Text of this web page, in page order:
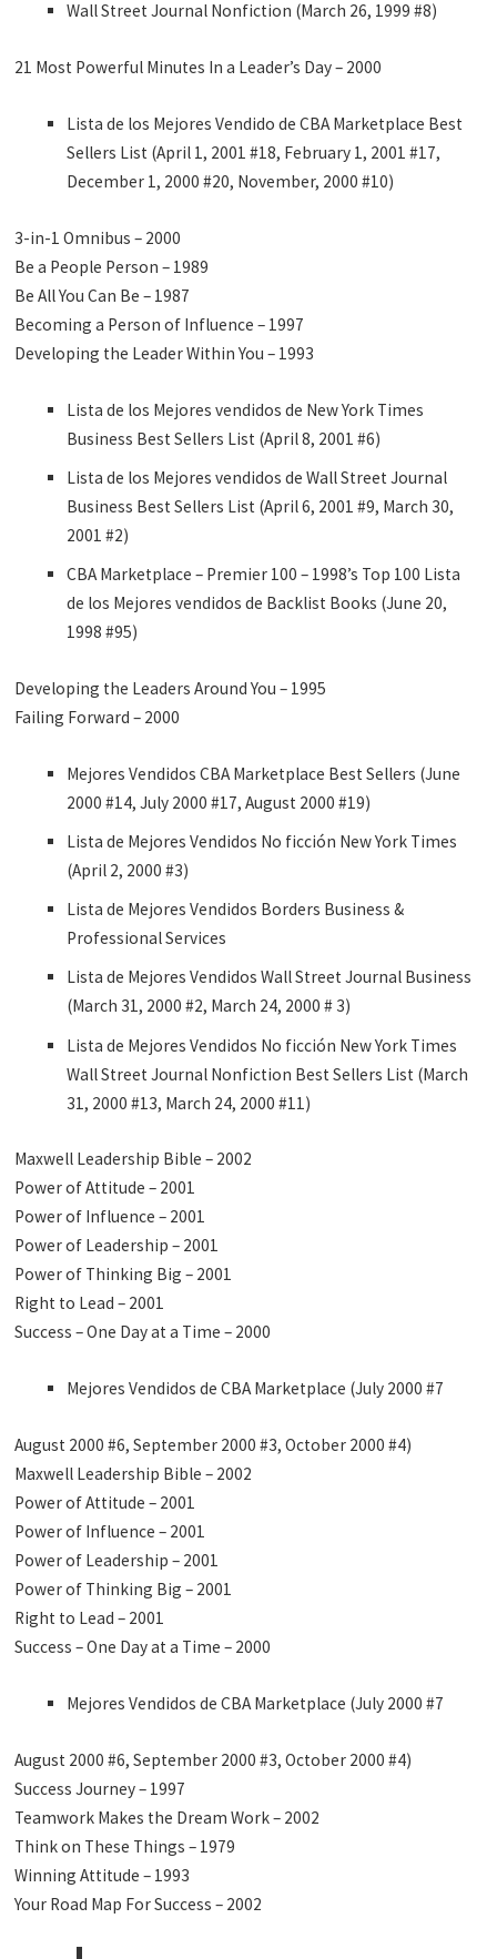
Wall Street Journal Nonfiction (March 26, 1999 #8)
21 Most Powerful Minutes In a Leader’s Day – 2000
Lista de los Mejores Vendido de CBA Marketplace Best
Sellers List (April 1, 2001 #18, February 1, 2001 #17,
December 1, 2000 #20, November, 2000 #10)
3-in-1 Omnibus – 2000
Be a People Person – 1989
Be All You Can Be – 1987
Becoming a Person of Influence – 1997
Developing the Leader Within You – 1993
Lista de los Mejores vendidos de New York Times
Business Best Sellers List (April 8, 2001 #6)
Lista de los Mejores vendidos de Wall Street Journal
Business Best Sellers List (April 6, 2001 #9, March 30,
2001 #2)
CBA Marketplace – Premier 100 – 1998’s Top 100 Lista
de los Mejores vendidos de Backlist Books (June 20,
1998 #95)
Developing the Leaders Around You – 1995
Failing Forward – 2000
Mejores Vendidos CBA Marketplace Best Sellers (June
2000 #14, July 2000 #17, August 2000 #19)
Lista de Mejores Vendidos No ficción New York Times
(April 2, 2000 #3)
Lista de Mejores Vendidos Borders Business &
Professional Services
Lista de Mejores Vendidos Wall Street Journal Business
(March 31, 2000 #2, March 24, 2000 # 3)
Lista de Mejores Vendidos No ficción New York Times
Wall Street Journal Nonfiction Best Sellers List (March
31, 2000 #13, March 24, 2000 #11)
Maxwell Leadership Bible – 2002
Power of Attitude – 2001
Power of Influence – 2001
Power of Leadership – 2001
Power of Thinking Big – 2001
Right to Lead – 2001
Success – One Day at a Time – 2000
Mejores Vendidos de CBA Marketplace (July 2000 #7
August 2000 #6, September 2000 #3, October 2000 #4)
Maxwell Leadership Bible – 2002
Power of Attitude – 2001
Power of Influence – 2001
Power of Leadership – 2001
Power of Thinking Big – 2001
Right to Lead – 2001
Success – One Day at a Time – 2000
Mejores Vendidos de CBA Marketplace (July 2000 #7
August 2000 #6, September 2000 #3, October 2000 #4)
Success Journey – 1997
Teamwork Makes the Dream Work – 2002
Think on These Things – 1979
Winning Attitude – 1993
Your Road Map For Success – 2002